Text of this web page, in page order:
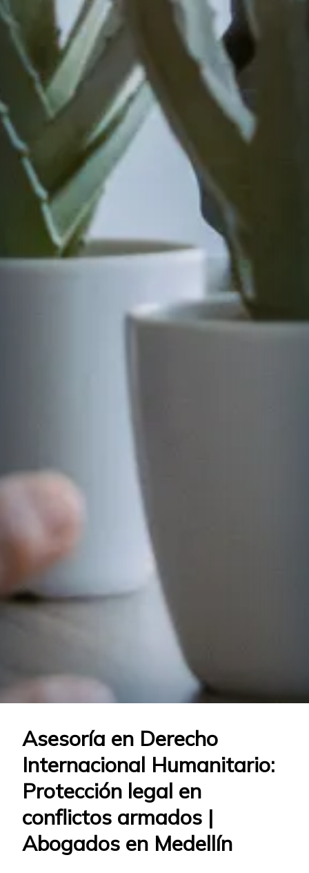
Asesoría en Derecho
Internacional Humanitario:
Protección legal en
conflictos armados |
Abogados en Medellín